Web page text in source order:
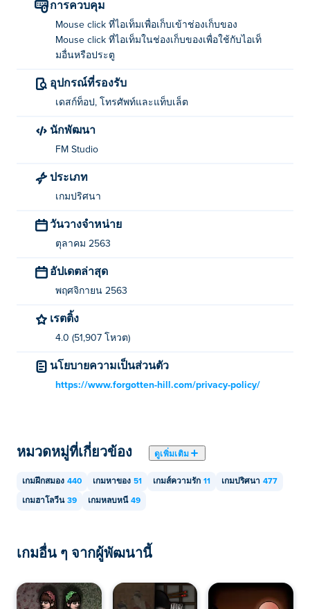
วิธีการเล่น:
คลิกที่ไอเทมที่สนใจเพื่อหยิบขึ้นมาและเก็บไว้ในคลังของ
คุณ จากนั้นคุณสามารถคลิกที่ไอเทมเหล่านั้นและนำไปใช้
เกี่ยวกับผู้สร้าง:
Forgotten Hill Memento: Love Beyond สร้างสรรค์โดย FM
Studio ผู้มากความสามารถ นี่คือเกมที่หกของพวกเขา
หลังจาก Pixel Volley
Surgery-Forgotten Hill: Puppeteer
การควบคุม
Mouse click ที่ไอเท็มเพื่อเก็บเข้าช่องเก็บของ
Mouse click ที่ไอเท็มในช่องเก็บของเพื่อใช้กับไอเท็
มอื่นหรือประตู
อุปกรณ์ที่รองรับ
เดสก์ท็อป, โทรศัพท์และแท็บเล็ต
นักพัฒนา
FM Studio
ประเภท
เกมปริศนา
วันวางจำหน่าย
ตุลาคม 2563
อัปเดตล่าสุด
พฤศจิกายน 2563
เรตติ้ง
4.0 (51,907 โหวต)
นโยบายความเป็นส่วนตัว
https://www.forgotten-hill.com/privacy-policy/
หมวดหมู่ที่เกี่ยวข้อง ดูเพิ่มเติม
เกมฝึกสมอง 440 เกมหาของ 51 เกมส์ความรัก 11 เกมปริศนา 477
เกมฮาโลวีน 39 เกมหลบหนี 49
เกมอื่น ๆ จากผู้พัฒนานี้